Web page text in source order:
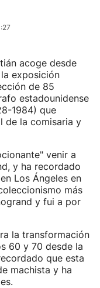
acoge desde
exposición
de 85
estadounidense
1984) que
de la comisaria y
venir a
y ha recordado
Los Ángeles en
más
y fui a por
la transformación
60 y 70 desde la
que esta
machista y ha